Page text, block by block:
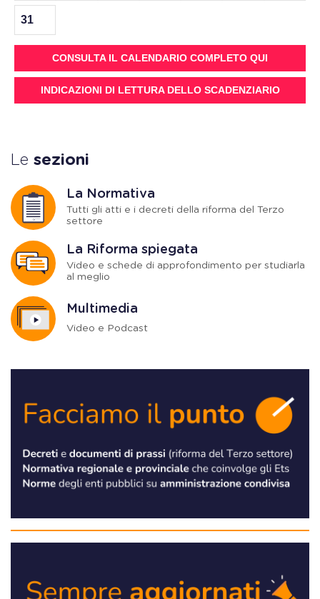
31
CONSULTA IL CALENDARIO COMPLETO QUI
INDICAZIONI DI LETTURA DELLO SCADENZIARIO
Le sezioni
La Normativa
Tutti gli atti e i decreti della riforma del Terzo
settore
La Riforma spiegata
Video e schede di approfondimento per studiarla
al meglio
Multimedia
Video e Podcast